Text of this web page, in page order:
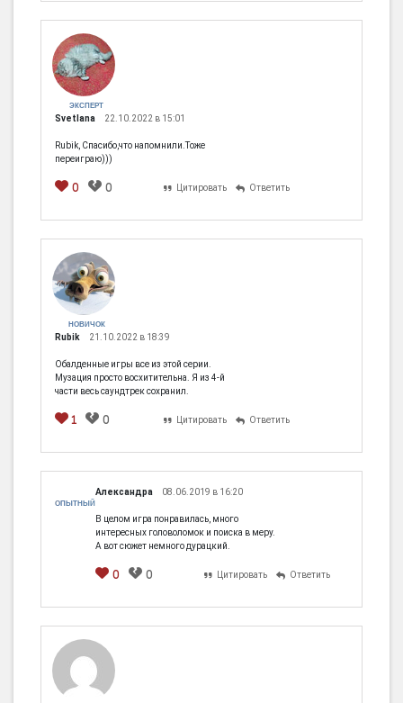
ЭКСПЕРТ
Svetlana 22.10.2022 в 15:01
Rubik, Спасибо,что напомнили.Тоже
переиграю)))
0 0 Цитировать Ответить
НОВИЧОК
Rubik 21.10.2022 в 18:39
Обалденные игры все из этой серии.
Музация просто восхитительна. Я из 4-й
части весь саундтрек сохранил.
1 0 Цитировать Ответить
ОПЫТНЫЙ
Александра 08.06.2019 в 16:20
В целом игра понравилась, много
интересных головоломок и поиска в меру.
А вот сюжет немного дурацкий.
0 0 Цитировать Ответить